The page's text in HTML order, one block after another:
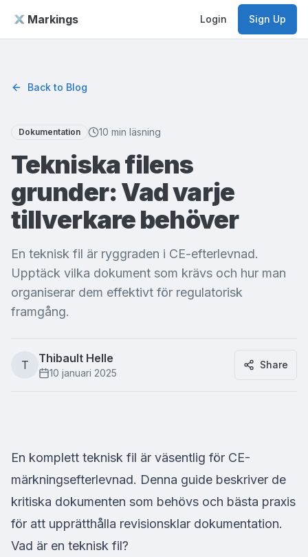
Markings Login Sign Up
Back to Blog
Dokumentation 10 min läsning
Tekniska filens
grunder: Vad varje
tillverkare behöver
En teknisk fil är ryggraden i CE-efterlevnad.
Upptäck vilka dokument som krävs och hur man
organiserar dem effektivt för regulatorisk
framgång.
T Thibault Helle
10 januari 2025
Share
En komplett teknisk fil är väsentlig för CE-
märkningsefterlevnad. Denna guide beskriver de
kritiska dokumenten som behövs och bästa praxis
för att upprätthålla revisionsklar dokumentation.
Vad är en teknisk fil?